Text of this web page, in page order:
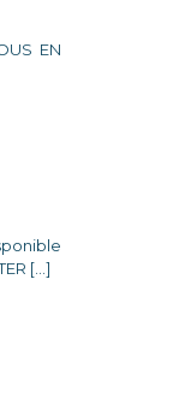
EN
[…]